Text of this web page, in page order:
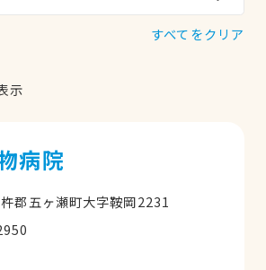
すべてをクリア
示
病院
郡五ヶ瀬町大字鞍岡2231